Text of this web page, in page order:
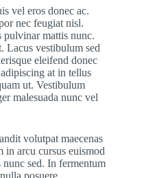
vel eros donec ac.
nec feugiat nisl.
pulvinar mattis nunc.
Lacus vestibulum sed
eleifend donec
at in tellus
ut. Vestibulum
malesuada nunc vel
volutpat maecenas
in arcu cursus euismod
sed. In fermentum
posuere